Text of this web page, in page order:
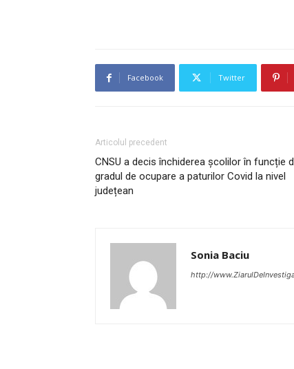
Facebook Twitter
Articolul precedent
CNSU a decis închiderea școlilor în funcție
gradul de ocupare a paturilor Covid la nivel
județean
Sonia Baciu
http://